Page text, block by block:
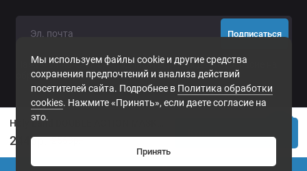
0
2446р. 2563р.
Мы используем файлы cookie и другие средства
сохранения предпочтений и анализа действий
посетителей сайта. Подробнее в Политика обработки
cookies. Нажмите «Принять», если даете согласие на
это.
Принять
Подписаться
Нажимая на кнопку «Подписаться», Вы даетесогласие на
обработку персональных данных.